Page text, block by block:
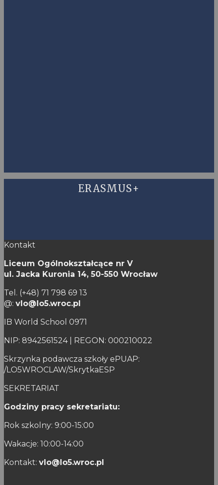
ERASMUS+
Kontakt
Liceum Ogólnokształcące nr V
ul. Jacka Kuronia 14, 50-550 Wrocław
Tel. (+48) 71 798 69 13
@: vlo@lo5.wroc.pl
IB World School 0971
NIP: 8942561524 | REGON: 000210022
Skrzynka podawcza szkoły ePUAP:
/LO5WROCLAW/SkrytkaESP
SEKRETARIAT
Godziny pracy sekretariatu:
Rok szkolny: 9:00-15:00
Wakacje: 10:00-14:00
Kontakt: vlo@lo5.wroc.pl